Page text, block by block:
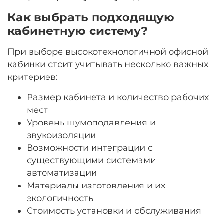
Как выбрать подходящую
кабинетную систему?
При выборе высокотехнологичной офисной
кабинки стоит учитывать несколько важных
критериев:
Размер кабинета и количество рабочих
мест
Уровень шумоподавления и
звукоизоляции
Возможности интеграции с
существующими системами
автоматизации
Материалы изготовления и их
экологичность
Стоимость установки и обслуживания